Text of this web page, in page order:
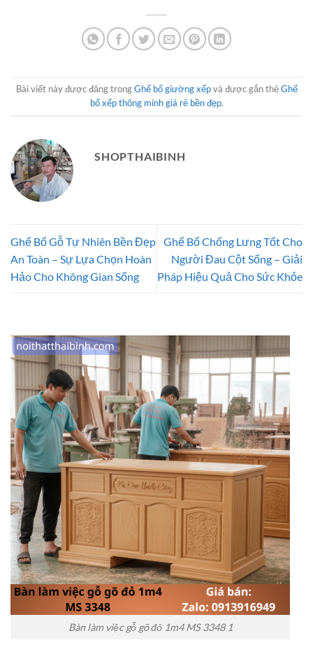
Bài viết này được đăng trongGhế bố giường xếpvà được gắn thẻGhế
bố xếp thông minh giá rẻ bền đẹp.
SHOPTHAIBINH
Ghế Bố Gỗ Tự Nhiên Bền Đẹp
An Toàn – Sự Lựa Chọn Hoàn
Hảo Cho Không Gian Sống
Ghế Bố Chống Lưng Tốt Cho
Người Đau Cột Sống – Giải
Pháp Hiệu Quả Cho Sức Khỏe
Bàn làm việc gỗ gõ đỏ 1m4 MS 3348 1